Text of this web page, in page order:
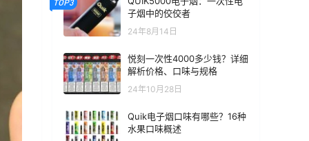
TOP3
子烟中的佼佼者
24年8月14日
悦刻一次性4000多少钱？详细
解析价格、口味与规格
24年10月28日
Quik电子烟口味有哪些？16种
水果口味概述